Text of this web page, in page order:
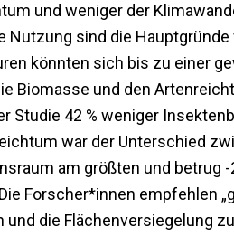
und weniger der
sind die Hauptgründe
könnten sich bis zu einer
Biomasse und den
Studie 42 % weniger
war der Unterschied
am größten und betrug -
Forscher*innen empfehlen
die Flächenversiegelung